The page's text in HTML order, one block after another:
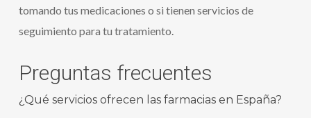
tomando tus medicaciones o si tienen servicios de
seguimiento para tu tratamiento.
Preguntas frecuentes
¿Qué servicios ofrecen las farmacias en España?